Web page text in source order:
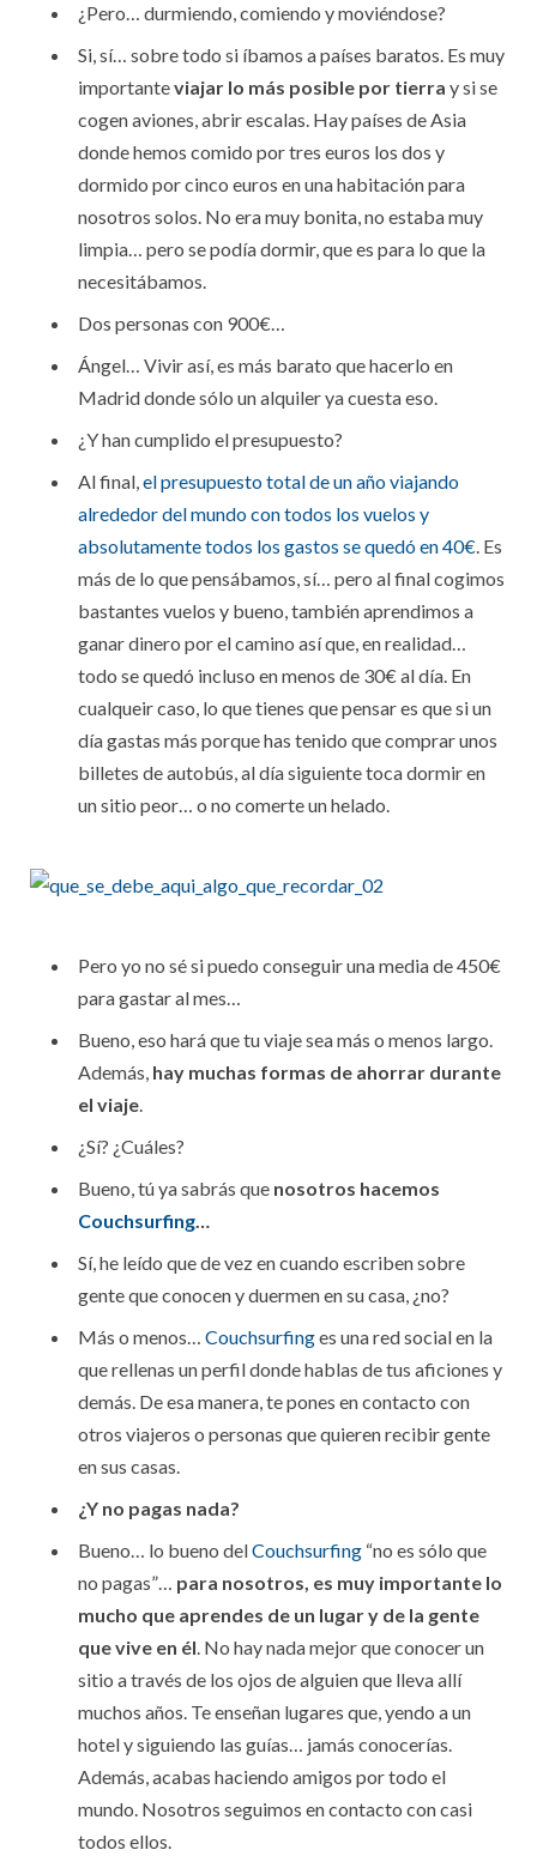
¿Pero… durmiendo, comiendo y moviéndose?
Si, sí… sobre todo si íbamos a países baratos. Es muy
importanteviajar lo más posible por tierra y si se
cogen aviones, abrir escalas. Hay países de Asia
donde hemos comido por tres euros los dos y
dormido por cinco euros en una habitación para
nosotros solos. No era muy bonita, no estaba muy
limpia… pero se podía dormir, que es para lo que la
necesitábamos.
Dos personas con 900€…
Ángel… Vivir así, es más barato que hacerlo en
Madrid donde sólo un alquiler ya cuesta eso.
¿Y han cumplido el presupuesto?
Al final,el presupuesto total de un año viajando
alrededor del mundo con todos los vuelos y
absolutamente todos los gastos se quedó en 40€. Es
más de lo que pensábamos, sí… pero al final cogimos
bastantes vuelos y bueno, también aprendimos a
ganar dinero por el camino así que, en realidad…
todo se quedó incluso en menos de 30€ al día. En
cualqueir caso, lo que tienes que pensar es que si un
día gastas más porque has tenido que comprar unos
billetes de autobús, al día siguiente toca dormir en
un sitio peor… o no comerte un helado.
Pero yo no sé si puedo conseguir una media de 450€
para gastar al mes…
Bueno, eso hará que tu viaje sea más o menos largo.
Además, hay muchas formas de ahorrar durante
el viaje.
¿Sí? ¿Cuáles?
Bueno, tú ya sabrás que nosotros hacemos
Couchsurfing…
Sí, he leído que de vez en cuando escriben sobre
gente que conocen y duermen en su casa, ¿no?
Más o menos… Couchsurfinges una red social en la
que rellenas un perfil donde hablas de tus aficiones y
demás. De esa manera, te pones en contacto con
otros viajeros o personas que quieren recibir gente
en sus casas.
¿Y no pagas nada?
Bueno… lo bueno delCouchsurfing “no es sólo que
no pagas”… para nosotros, es muy importante lo
mucho que aprendes de un lugar y de la gente
que vive en él. No hay nada mejor que conocer un
sitio a través de los ojos de alguien que lleva allí
muchos años. Te enseñan lugares que, yendo a un
hotel y siguiendo las guías… jamás conocerías.
Además, acabas haciendo amigos por todo el
mundo. Nosotros seguimos en contacto con casi
todos ellos.